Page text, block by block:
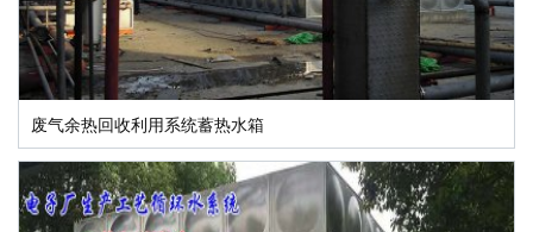
废气余热回收利用系统蓄热水箱